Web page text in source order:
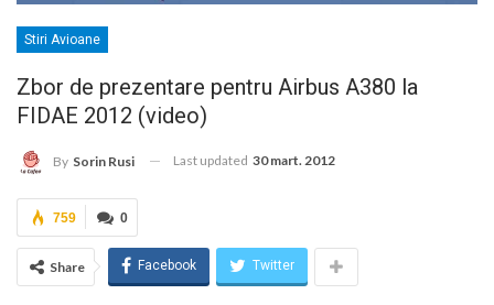
Stiri Avioane
Zbor de prezentare pentru Airbus A380 la
FIDAE 2012 (video)
By Sorin Rusi Last updated 30 mart. 2012
0
759
Share Facebook Twitter